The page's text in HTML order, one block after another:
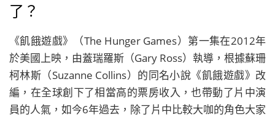
了？
《飢餓遊戲》（The Hunger Games）第一集在2012年
於美國上映，由蓋瑞羅斯（Gary Ross）執導，根據蘇珊
柯林斯（Suzanne Collins）的同名小說《飢餓遊戲》改
編，在全球創下了相當高的票房收入，也帶動了片中演
員的人氣，如今6年過去，除了片中比較大咖的角色大家